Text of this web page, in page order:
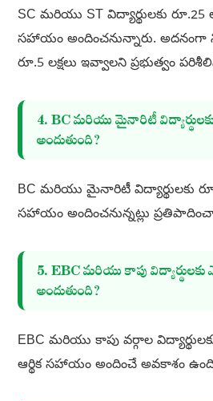
SC మరియు ST విద్యార్థులకు రూ.25
సహాయం అందించనున్నారు. అదనంగా
రూ.5 లక్షలు ఇవ్వాలని ప్రభుత్వం
4. BC మరియు మైనారిటీ
అందుతుంది?
BC మరియు మైనారిటీ విద్యార్థులకు
సహాయం అందించనున్నట్లు
5. EBC మరియు కాపు
అందుతుంది?
EBC మరియు కాపు వర్గాల
ఆర్థిక సహాయం అందించే అవకాశం